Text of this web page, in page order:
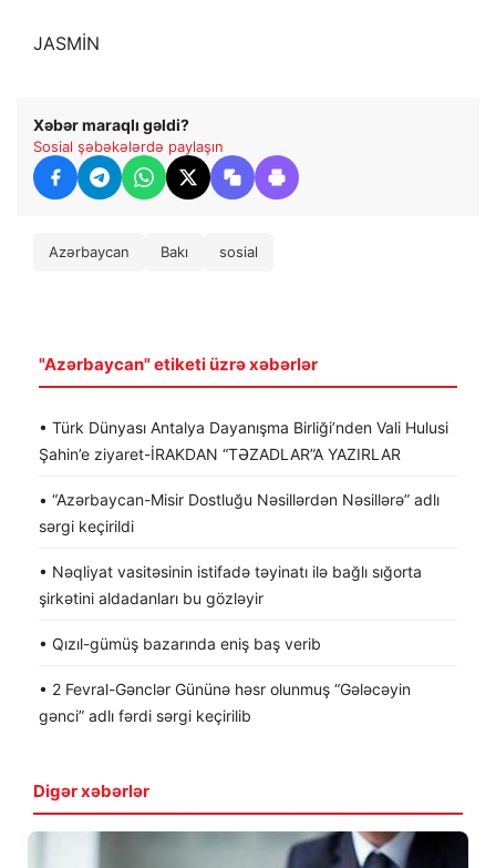
JASMİN
Xəbər maraqlı gəldi?
Sosial şəbəkələrdə paylaşın
Azərbaycan Bakı sosial
"Azərbaycan" etiketi üzrə xəbərlər
• Türk Dünyası Antalya Dayanışma Birliği’nden Vali Hulusi
Şahin’e ziyaret-İRAKDAN “TƏZADLAR”A YAZIRLAR
• “Azərbaycan-Misir Dostluğu Nəsillərdən Nəsillərə” adlı
sərgi keçirildi
• Nəqliyat vasitəsinin istifadə təyinatı ilə bağlı sığorta
şirkətini aldadanları bu gözləyir
• Qızıl-gümüş bazarında eniş baş verib
• 2 Fevral-Gənclər Gününə həsr olunmuş “Gələcəyin
gənci” adlı fərdi sərgi keçirilib
Digər xəbərlər